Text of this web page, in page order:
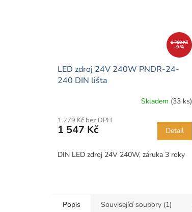
1 700 Kč
–9 %
LED zdroj 24V 240W PNDR-24-
240 DIN lišta
Skladem (33 ks)
1 279 Kč bez DPH
1 547 Kč Detail
DIN LED zdroj 24V 240W, záruka 3 roky
Popis Související soubory (1)